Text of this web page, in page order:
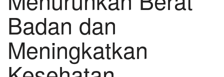
Badan dan
Meningkatkan